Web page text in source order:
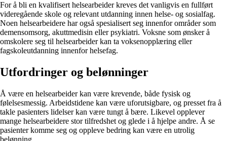
For å bli en kvalifisert helsearbeider kreves det vanligvis en fullført
videregående skole og relevant utdanning innen helse- og sosialfag.
Noen helsearbeidere har også spesialisert seg innenfor områder som
demensomsorg, akuttmedisin eller psykiatri. Voksne som ønsker å
omskolere seg til helsearbeider kan ta voksenopplæring eller
fagskoleutdanning innenfor helsefag.
Utfordringer og belønninger
Å være en helsearbeider kan være krevende, både fysisk og
følelsesmessig. Arbeidstidene kan være uforutsigbare, og presset fra å
takle pasienters lidelser kan være tungt å bære. Likevel opplever
mange helsearbeidere stor tilfredshet og glede i å hjelpe andre. Å se
pasienter komme seg og oppleve bedring kan være en utrolig